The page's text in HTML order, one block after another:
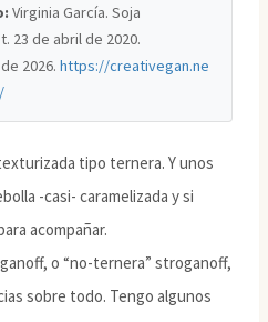
Virginia García. Soja
23 de abril de 2020.
2026.https://creativegan.ne
tipo ternera. Y unos
-casi- caramelizada y si
acompañar.
o “no-ternera” stroganoff,
sobre todo. Tengo algunos